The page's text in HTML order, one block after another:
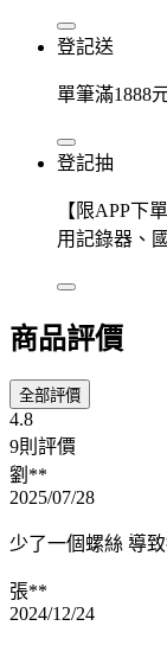
登記送
單筆滿1888
登記抽
【限APP下
用記錄器、
商品評價
全部評價
4.8
9則評價
劉**
2025/07/28
少了一個螺絲 導
張**
2024/12/24